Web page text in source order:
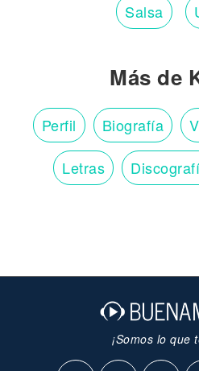
Salsa
Más de
Perfil Biografía
Letras
¡Somos lo que